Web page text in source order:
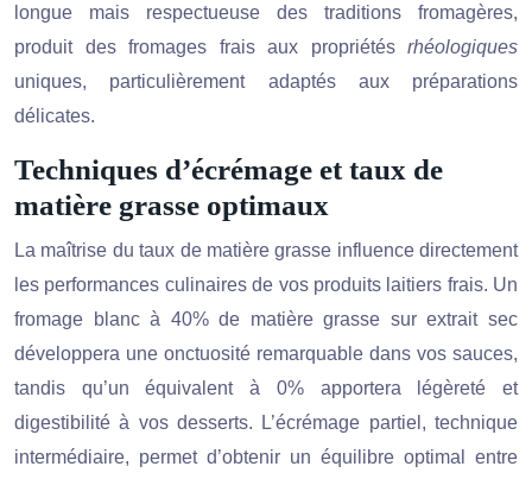
longue mais respectueuse des traditions fromagères,
produit des fromages frais aux propriétés rhéologiques
uniques, particulièrement adaptés aux préparations
délicates.
Techniques d’écrémage et taux de
matière grasse optimaux
La maîtrise du taux de matière grasse influence directement
les performances culinaires de vos produits laitiers frais. Un
fromage blanc à 40% de matière grasse sur extrait sec
développera une onctuosité remarquable dans vos sauces,
tandis qu’un équivalent à 0% apportera légèreté et
digestibilité à vos desserts. L’écrémage partiel, technique
intermédiaire, permet d’obtenir un équilibre optimal entre